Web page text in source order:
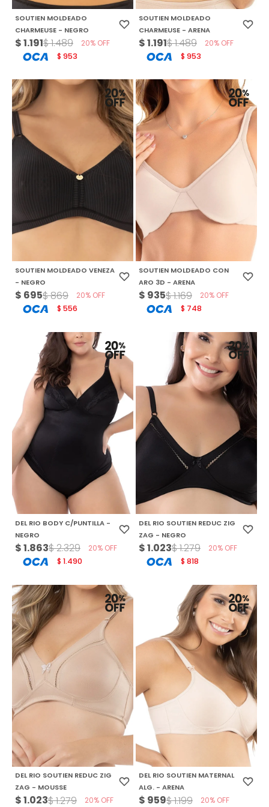
SOUTIEN MOLDEADO
CHARMEUSE - NEGRO
$1.191$1.489 20
$ 953
SOUTIEN MOLDEADO
CHARMEUSE - ARENA
$1.191$1.489 20
$ 953
SOUTIEN MOLDEADO VENEZA
- NEGRO
$ 695$869 20
$ 556
SOUTIEN MOLDEADO CON
ARO 3D - ARENA
$ 935$1.169 20
$ 748
DEL RIO BODY C/PUNTILLA -
NEGRO
$1.863$2.329 20
$ 1.490
DEL RIO SOUTIEN REDUC ZIG
ZAG - NEGRO
$1.023$1.279 20
$ 818
DEL RIO SOUTIEN REDUC ZIG
ZAG - MOUSSE
$1.023$1.279 20
DEL RIO SOUTIEN MATERNAL
ALG. - ARENA
$ 959$1.199 20